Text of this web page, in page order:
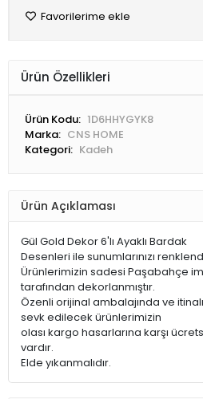
Favorilerime ekle
Ürün Özellikleri
Ürün Kodu: 1D6HHYGYK8
Marka: CNS HOME
Kategori: Kadeh
Ürün Açıklaması
Gül Gold Dekor 6'lı Ayaklı Bardak
Desenleri ile sunumlarınızı
Ürünlerimizin sadesi Paşabahçe
tarafından dekorlanmıştır.
Özenli orijinal ambalajında ve
sevk edilecek ürünlerimizin
olası kargo hasarlarına karşı
vardır.
Elde yıkanmalıdır.